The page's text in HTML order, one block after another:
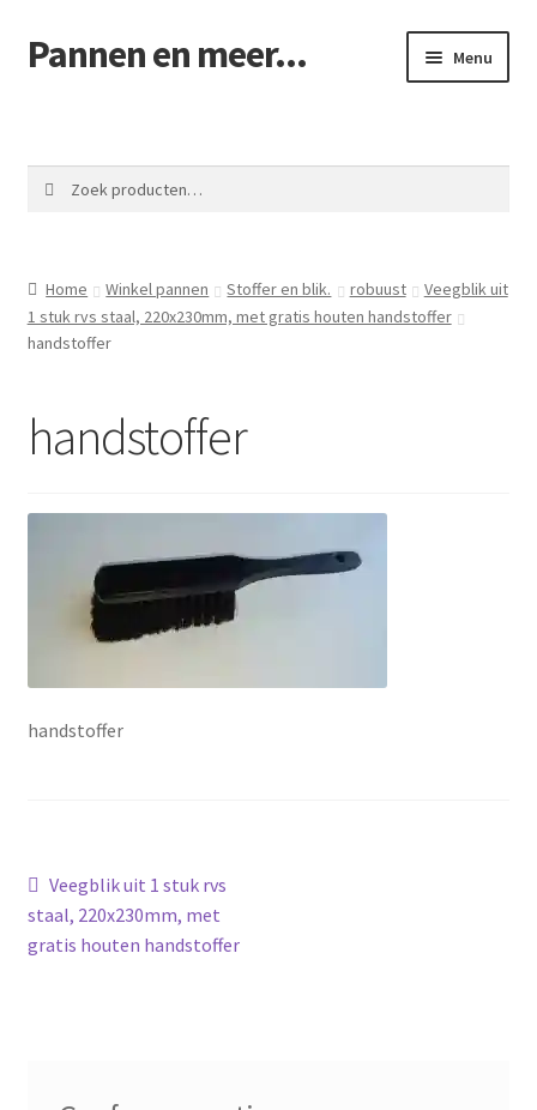
Ga
door
Ga
naar
Pannen en meer... Menu
Winkelmand
Mijn account
Home Winkel pannen Stoffer en blik. robuust
Veegblik uit
1 stuk rvs staal, 220x230mm, met gratis houten handstoffer
handstoffer
handstoffer
handstoffer
Bericht
navigatie
Vorig
bericht:
Veegblik uit 1 stuk rvs
staal, 220x230mm, met
gratis houten handstoffer